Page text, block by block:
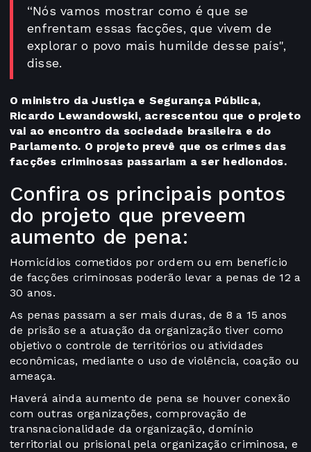
“Nós vamos mostrar como é que se
enfrentam essas facções, que vivem de
explorar o povo mais humilde desse país",
disse.
O ministro da Justiça e Segurança Pública,
Ricardo Lewandowski, acrescentou que o projeto
vai ao encontro da sociedade brasileira e do
Parlamento. O projeto prevê que os crimes das
facções criminosas passariam a ser hediondos.
Confira os principais pontos
do projeto que preveem
aumento de pena:
Homicídios cometidos por ordem ou em benefício
de facções criminosas poderão levar a penas de 12 a
30 anos.
As penas passam a ser mais duras, de 8 a 15 anos
de prisão se a atuação da organização tiver como
objetivo o controle de territórios ou atividades
econômicas, mediante o uso de violência, coação ou
ameaça.
Haverá ainda aumento de pena se houver conexão
com outras organizações, comprovação de
transnacionalidade da organização, domínio
territorial ou prisional pela organização criminosa, e